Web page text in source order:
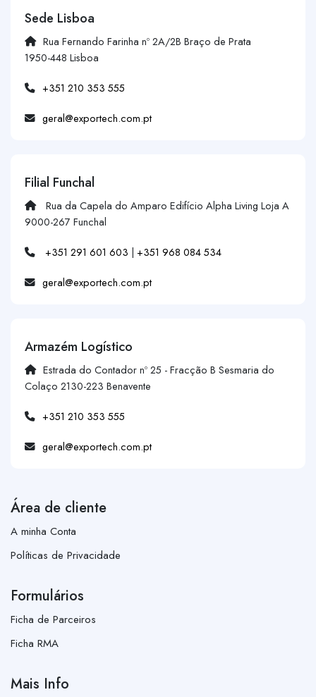
Sede Lisboa
Rua Fernando Farinha nº 2A/2B Braço de Prata
1950-448 Lisboa
+351 210 353 555
geral@exportech.com.pt
Filial Funchal
Rua da Capela do Amparo Edifício Alpha Living Loja A
9000-267 Funchal
+351 291 601 603 | +351 968 084 534
geral@exportech.com.pt
Armazém Logístico
Estrada do Contador nº 25 - Fracção B Sesmaria do
Colaço 2130-223 Benavente
+351 210 353 555
geral@exportech.com.pt
Área de cliente
A minha Conta
Políticas de Privacidade
Formulários
Ficha de Parceiros
Ficha RMA
Mais Info